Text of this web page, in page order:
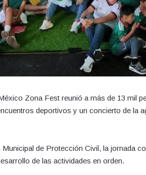
Zona Fest reunió a más de 13 mil
deportivos y un concierto de la
de Protección Civil, la jornada
de las actividades en orden.